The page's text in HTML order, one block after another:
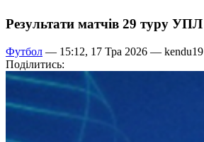
Результати матчів 29 туру УПЛ
Футбол — 15:12, 17 Тра 2026 — kendu19
Поділитись: